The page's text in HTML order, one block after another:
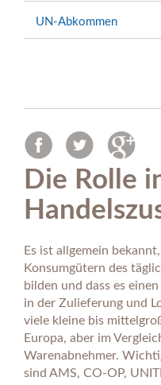
UN-Abkommen
Die Rolle
Es ist allgemein
Konsumgütern des
bilden und dass es
in der Zulieferung und
viele kleine bis
Europa, aber im
Warenabnehmer.
sind AMS, CO-OP,